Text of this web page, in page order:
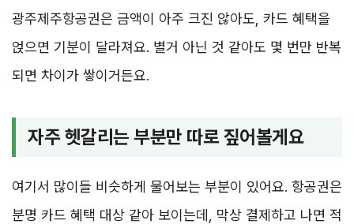
광주제주항공권은 금액이 아주 크진 않아도, 카드 혜택을
얹으면 기분이 달라져요. 별거 아닌 것 같아도 몇 번만 반복
되면 차이가 쌓이거든요.
자주 헷갈리는 부분만 따로 짚어볼게요
여기서 많이들 비슷하게 물어보는 부분이 있어요. 항공권은
분명 카드 혜택 대상 같아 보이는데, 막상 결제하고 나면 적